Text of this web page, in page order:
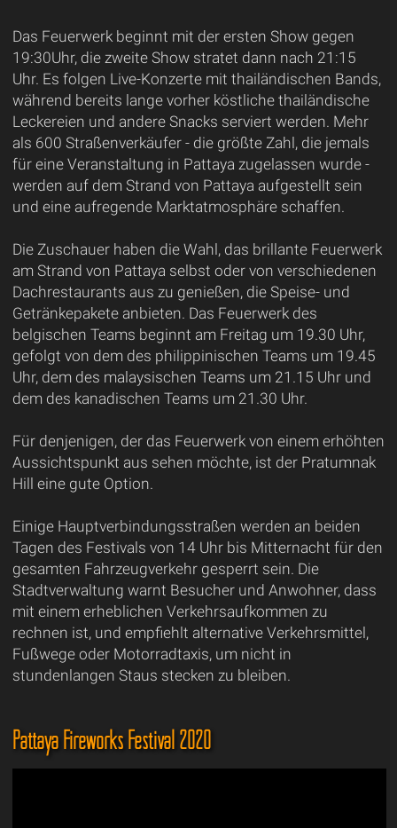
Das Feuerwerk beginnt mit der ersten Show gegen
19:30Uhr, die zweite Show stratet dann nach 21:15
Uhr. Es folgen Live-Konzerte mit thailändischen Bands,
während bereits lange vorher köstliche thailändische
Leckereien und andere Snacks serviert werden. Mehr
als 600 Straßenverkäufer - die größte Zahl, die jemals
für eine Veranstaltung in Pattaya zugelassen wurde -
werden auf dem Strand von Pattaya aufgestellt sein
und eine aufregende Marktatmosphäre schaffen.
Die Zuschauer haben die Wahl, das brillante Feuerwerk
am Strand von Pattaya selbst oder von verschiedenen
Dachrestaurants aus zu genießen, die Speise- und
Getränkepakete anbieten. Das Feuerwerk des
belgischen Teams beginnt am Freitag um 19.30 Uhr,
gefolgt von dem des philippinischen Teams um 19.45
Uhr, dem des malaysischen Teams um 21.15 Uhr und
dem des kanadischen Teams um 21.30 Uhr.
Für denjenigen, der das Feuerwerk von einem erhöhten
Aussichtspunkt aus sehen möchte, ist der Pratumnak
Hill eine gute Option.
Einige Hauptverbindungsstraßen werden an beiden
Tagen des Festivals von 14 Uhr bis Mitternacht für den
gesamten Fahrzeugverkehr gesperrt sein. Die
Stadtverwaltung warnt Besucher und Anwohner, dass
mit einem erheblichen Verkehrsaufkommen zu
rechnen ist, und empfiehlt alternative Verkehrsmittel,
Fußwege oder Motorradtaxis, um nicht in
stundenlangen Staus stecken zu bleiben.
Pattaya Fireworks Festival 2020